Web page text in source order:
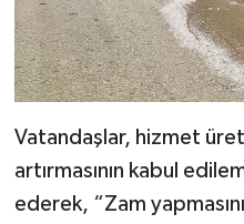
Vatandaşlar, hizmet
artırmasının kabul
ederek, “Zam